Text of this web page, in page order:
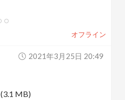
オフライン
2021年3月25日 20:49
(3.1 MB)